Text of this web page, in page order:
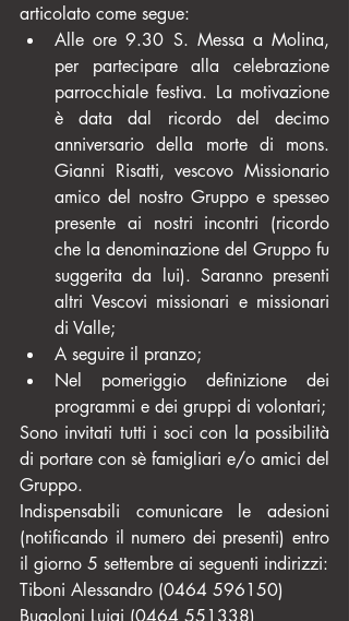
articolato come segue:
Alle ore 9.30 S. Messa a Molina,
per partecipare alla celebrazione
parrocchiale festiva. La motivazione
è data dal ricordo del decimo
anniversario della morte di mons.
Gianni Risatti, vescovo Missionario
amico del nostro Gruppo e spesseo
presente ai nostri incontri (ricordo
che la denominazione del Gruppo fu
suggerita da lui). Saranno presenti
altri Vescovi missionari e missionari
di Valle;
A seguire il pranzo;
Nel pomeriggio definizione dei
Sono invitati tutti i soci con la possibilità
di portare con sè famigliari e/o amici del
Gruppo.
Indispensabili comunicare le adesioni
(notificando il numero dei presenti) entro
il giorno 5 settembre ai seguenti indirizzi:
Tiboni Alessandro (0464 596150)
Bugoloni Luigi (0464 551338)